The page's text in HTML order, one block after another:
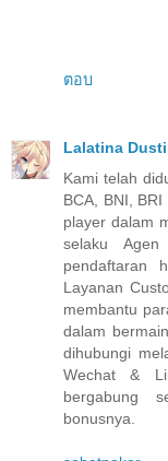
ตอบ
Lalatina
Kami telah
BCA, BNI,
player dalam
selaku
pendaftaran
Layanan
membantu
dalam
dihubungi
Wechat &
bergabung
bonusnya.